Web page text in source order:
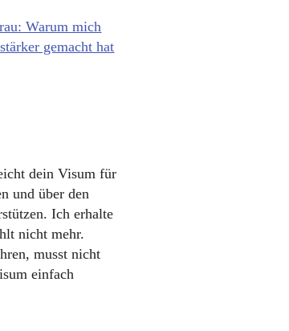
Warum mich
gemacht hat
dein Visum für
und über den
Ich erhalte
nicht mehr.
musst nicht
einfach